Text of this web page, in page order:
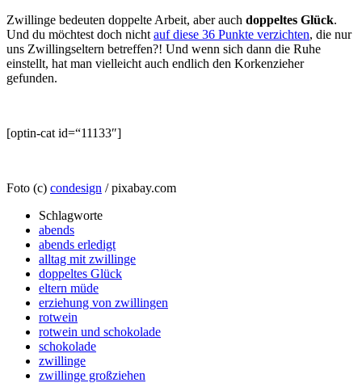
Zwillinge bedeuten doppelte Arbeit, aber auch doppeltes Glück.
Und du möchtest doch nicht auf diese 36 Punkte verzichten, die nur
uns Zwillingseltern betreffen?! Und wenn sich dann die Ruhe
einstellt, hat man vielleicht auch endlich den Korkenzieher
gefunden.
[optin-cat id=“11133″]
Foto (c) condesign / pixabay.com
Schlagworte
abends
abends erledigt
alltag mit zwillinge
doppeltes Glück
eltern müde
erziehung von zwillingen
rotwein
rotwein und schokolade
schokolade
zwillinge
zwillinge großziehen